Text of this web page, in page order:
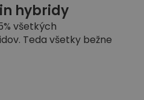
hybridy
všetkých
Teda všetky bežne